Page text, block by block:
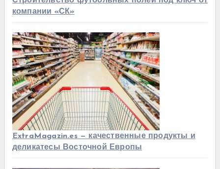
компании «СК»
ExtraMagazin.es — качественные продукты и
деликатесы Восточной Европы